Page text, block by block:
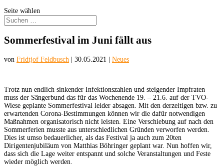
Seite wählen
Sommerfestival im Juni fällt aus
von Fridtjof Feldbusch 30.05.2021 Neues
Trotz nun endlich sinkender Infektionszahlen und steigender Impfraten
muss der Sängerbund das für das Wochenende 19. – 21.6. auf der TVO-
Wiese geplante Sommerfestival leider absagen. Mit den derzeitigen bzw. zu
erwartenden Corona-Bestimmungen können wir die dafür notwendigen
Maßnahmen organisatorisch nicht leisten. Eine Verschiebung auf nach den
Sommerferien musste aus unterschiedlichen Gründen verworfen werden.
Dies ist umso bedauerlicher, als das Festival ja auch zum 20ten
Dirigentenjubiläum von Matthias Böhringer geplant war. Nun hoffen wir,
dass sich die Lage weiter entspannt und solche Veranstaltungen und Feste
wieder möglich werden.